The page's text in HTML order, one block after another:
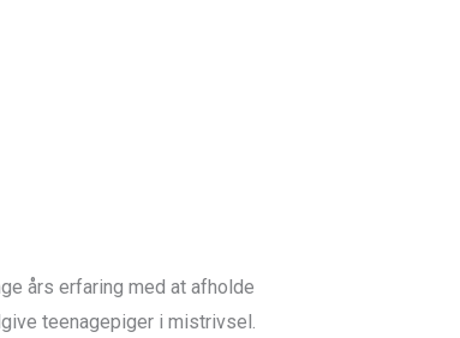
års erfaring med at afholde
teenagepiger i mistrivsel.